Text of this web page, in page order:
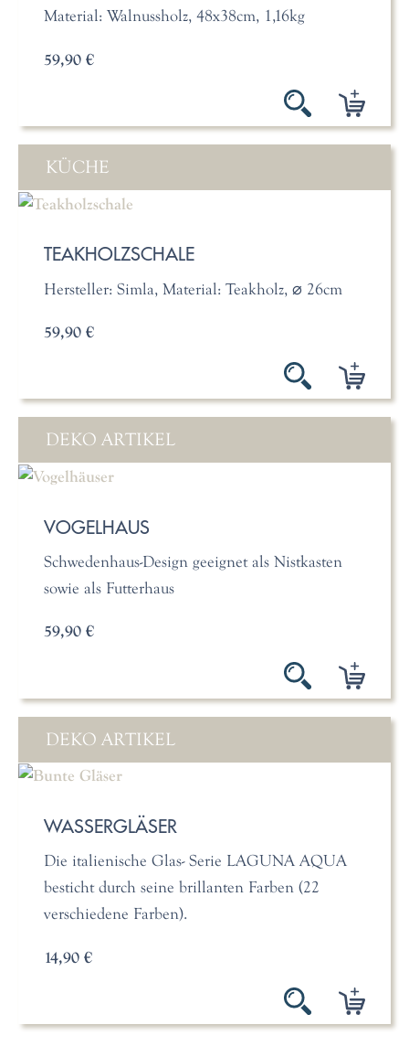
Material: Walnussholz, 48x38cm, 1,16kg
59,90 €
KÜCHE
TEAKHOLZSCHALE
Hersteller: Simla, Material: Teakholz, ⌀ 26cm
59,90 €
DEKO ARTIKEL
VOGELHAUS
Schwedenhaus-Design geeignet als Nistkasten
sowie als Futterhaus
59,90 €
DEKO ARTIKEL
WASSERGLÄSER
Die italienische Glas- Serie LAGUNA AQUA
besticht durch seine brillanten Farben (22
verschiedene Farben).
14,90 €